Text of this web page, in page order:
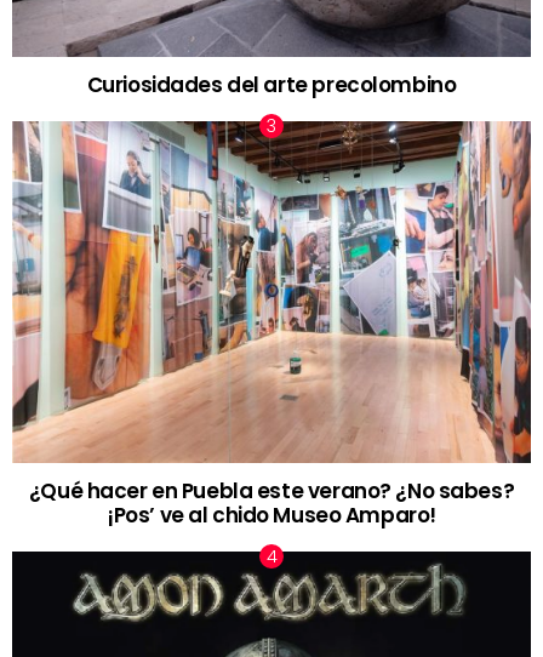
Curiosidades del arte precolombino
¿Qué hacer en Puebla este verano? ¿No sabes?
¡Pos’ ve al chido Museo Amparo!